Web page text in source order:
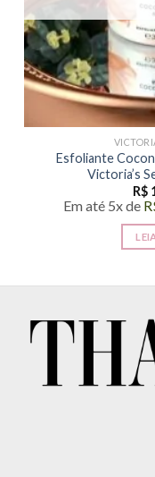
Esfoliante
Victoria’s
R$
Em até 5x de